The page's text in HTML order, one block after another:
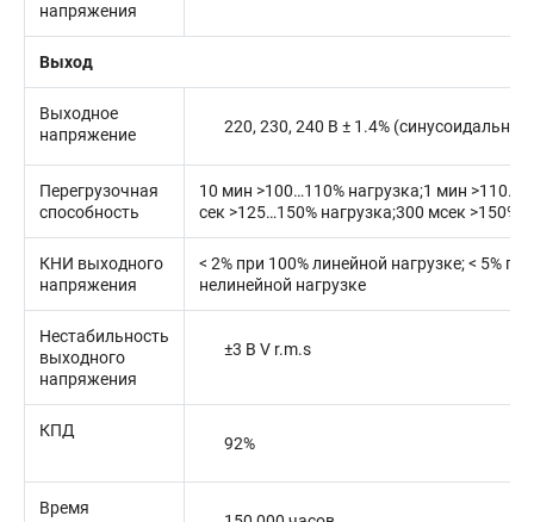
напряжения
Выход
Выходное
напряжение
220, 230, 240 В ± 1.4%
Перегрузочная
способность
10 мин >100…110% нагрузка;1 мин
сек >125…150% нагрузка;300 мсек >150%
КНИ выходного
напряжения
< 2% при 100% линейной нагрузке; < 5%
нелинейной нагрузке
Нестабильность
выходного
напряжения
±3 В V r.m.s
КПД
92%
Время